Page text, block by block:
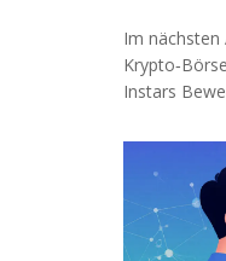
Im nächsten
Instars